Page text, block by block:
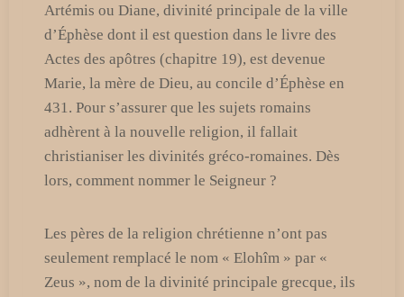
Artémis ou Diane, divinité principale de la ville
d’Éphèse dont il est question dans le livre des
Actes des apôtres (chapitre 19), est devenue
Marie, la mère de Dieu, au concile d’Éphèse en
431. Pour s’assurer que les sujets romains
adhèrent à la nouvelle religion, il fallait
christianiser les divinités gréco-romaines. Dès
lors, comment nommer le Seigneur ?
Les pères de la religion chrétienne n’ont pas
seulement remplacé le nom « Elohîm » par «
Zeus », nom de la divinité principale grecque, ils